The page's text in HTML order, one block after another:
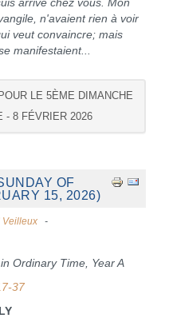
arrivé chez vous. Mon
n'avaient rien à voir
veut convaincre; mais
manifestaient...
LE 5ÈME DIMANCHE
- 8 FÉVRIER 2026
OF
15, 2026)
Veilleux
Ordinary Time, Year A
37